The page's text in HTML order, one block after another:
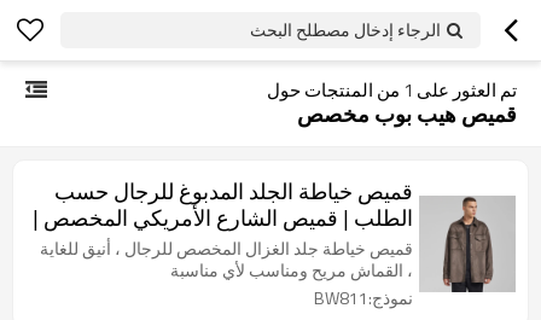
الرجاء إدخال مصطلح البحث
تم العثور على 1 من المنتجات حول
قميص هيب بوب مخصص
قميص خياطة الجلد المدبوغ للرجال حسب
الطلب | قميص الشارع الأمريكي المخصص |
قميص فضفاض الخريف بالجملة
قميص خياطة جلد الغزال المخصص للرجال ، أنيق للغاية
، القماش مريح ومناسب لأي مناسبة
نموذج:BW811